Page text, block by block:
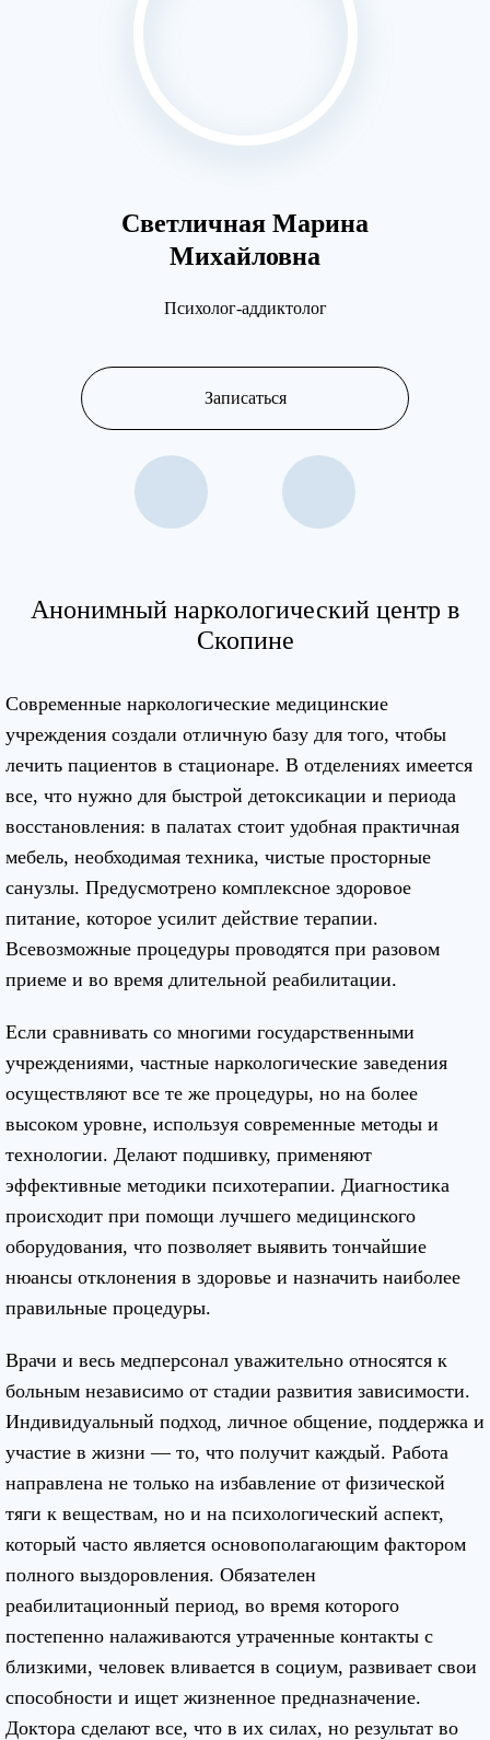
Светличная Марина
Михайловна
Психолог-аддиктолог
Записаться
Анонимный наркологический центр в
Скопине
Современные наркологические медицинские
учреждения создали отличную базу для того, чтобы
лечить пациентов в стационаре. В отделениях имеется
все, что нужно для быстрой детоксикации и периода
восстановления: в палатах стоит удобная практичная
мебель, необходимая техника, чистые просторные
санузлы. Предусмотрено комплексное здоровое
питание, которое усилит действие терапии.
Всевозможные процедуры проводятся при разовом
приеме и во время длительной реабилитации.
Если сравнивать со многими государственными
учреждениями, частные наркологические заведения
осуществляют все те же процедуры, но на более
высоком уровне, используя современные методы и
технологии. Делают подшивку, применяют
эффективные методики психотерапии. Диагностика
происходит при помощи лучшего медицинского
оборудования, что позволяет выявить тончайшие
нюансы отклонения в здоровье и назначить наиболее
правильные процедуры.
Врачи и весь медперсонал уважительно относятся к
больным независимо от стадии развития зависимости.
Индивидуальный подход, личное общение, поддержка и
участие в жизни — то, что получит каждый. Работа
направлена не только на избавление от физической
тяги к веществам, но и на психологический аспект,
который часто является основополагающим фактором
полного выздоровления. Обязателен
реабилитационный период, во время которого
постепенно налаживаются утраченные контакты с
близкими, человек вливается в социум, развивает свои
способности и ищет жизненное предназначение.
Доктора сделают все, что в их силах, но результат во